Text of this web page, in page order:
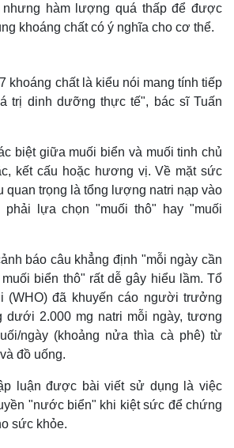
Multimedia
Video
Infographic
nhưng hàm lượng quá thấp để được
khoáng chất có ý nghĩa cho cơ thể.
khoáng chất là kiểu nói mang tính tiếp
trị dinh dưỡng thực tế", bác sĩ Tuấn
biệt giữa muối biển và muối tinh chủ
kết cấu hoặc hương vị. Về mặt sức
quan trọng là tổng lượng natri nạp vào
lựa chọn "muối thô" hay "muối
báo câu khẳng định "mỗi ngày cần
biển thô" rất dễ gây hiểu lầm. Tổ
(WHO) đã khuyến cáo người trưởng
dưới 2.000 mg natri mỗi ngày, tương
ngày (khoảng nửa thìa cà phê) từ
đồ uống.
luận được bài viết sử dụng là việc
"nước biển" khi kiệt sức để chứng
sức khỏe.